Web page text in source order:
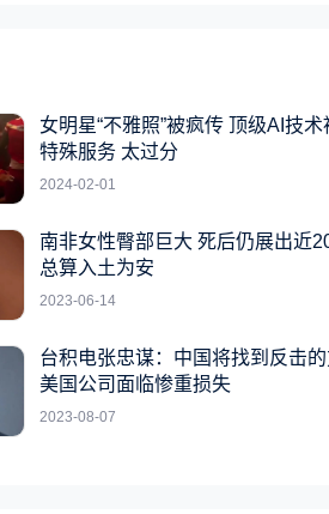
女明星“不雅照”被疯传 顶级AI技
特殊服务 太过分
2024-02-01
南非女性臀部巨大 死后仍展出近
总算入土为安
2023-06-14
台积电张忠谋：中国将找到反击
美国公司面临惨重损失
2023-08-07